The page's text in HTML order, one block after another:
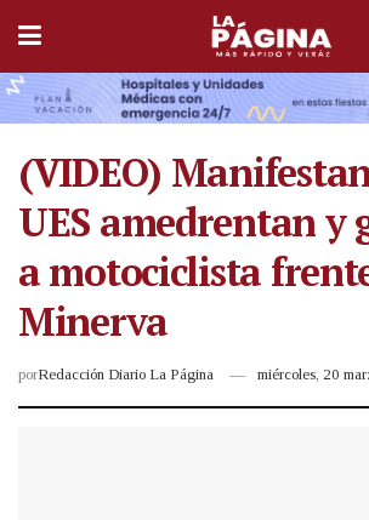
(VIDEO)
UES amedrentan y
a motociclista
Minerva
porRedacción Diario La Página miércoles, 20